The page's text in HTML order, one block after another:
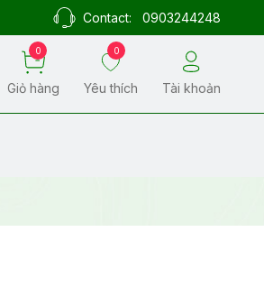
Contact: 0903244248
0
Giỏ hàng
0
Yêu thích Tài khoản